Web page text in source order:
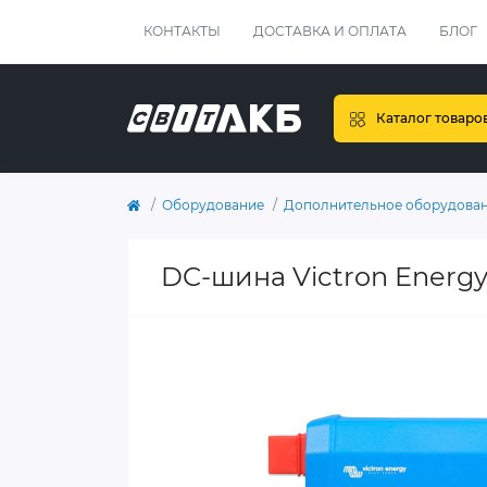
КОНТАКТЫ ДОСТАВКА И ОПЛАТА БЛОГ
Каталог
Оборудование Дополнительное
DC-шина Victron